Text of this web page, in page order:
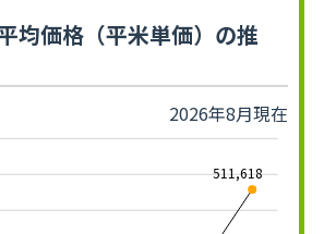
均価格（平米単価）の推
2026年8月現在
511,618